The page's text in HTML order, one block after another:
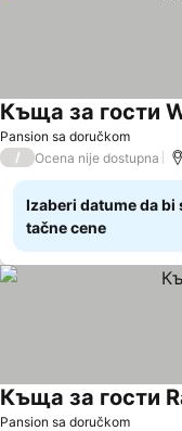
Pansion sa doručkom
Къща за гости
/ Ocena nije dostupna
Izaberi datume da bi
tačne cene
Pansion sa doručkom
Къща за гости